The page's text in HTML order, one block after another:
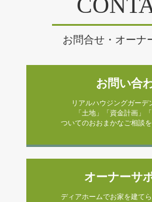
お問合せ・オーナ
お問い合
リアルハウジングガーデ
「土地」「資金計画」
ついてのおおまかなご相談を
オーナーサ
ディアホームでお家を建てら